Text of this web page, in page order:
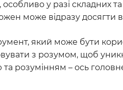
у разі складних
може відразу досягти
який може бути
з розумом, щоб
розумінням – ось